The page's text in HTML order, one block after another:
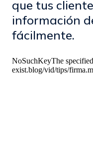
que tus
información
fácilmente.